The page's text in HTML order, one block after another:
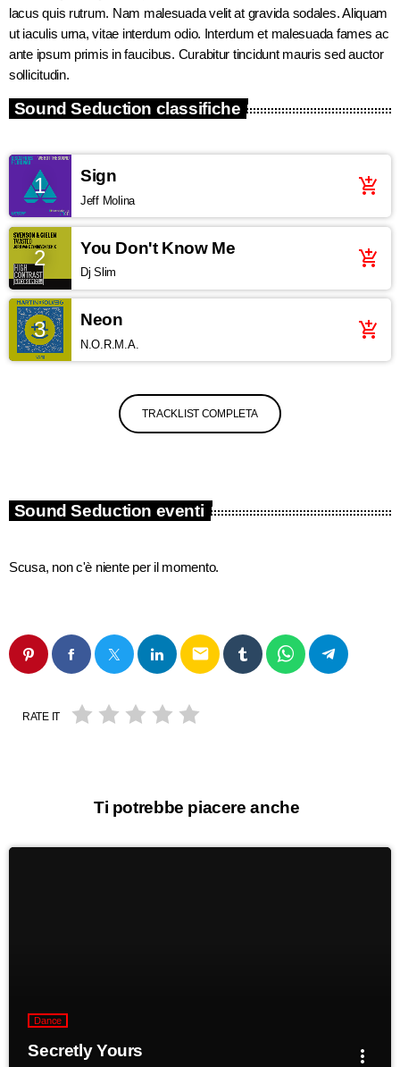
lacus quis rutrum. Nam malesuada velit at gravida sodales. Aliquam
ut iaculis urna, vitae interdum odio. Interdum et malesuada fames ac
ante ipsum primis in faucibus. Curabitur tincidunt mauris sed auctor
sollicitudin.
Sound Seduction classifiche
1 Sign
Jeff Molina
add_shopping_cart
2 You Don't Know Me
Dj Slim
add_shopping_cart
3 Neon
N.O.R.M.A.
add_shopping_cart
TRACKLIST COMPLETA
Sound Seduction eventi
Scusa, non c'è niente per il momento.
email
RATE IT
Ti potrebbe piacere anche
Dance
Secretly Yours more_vert